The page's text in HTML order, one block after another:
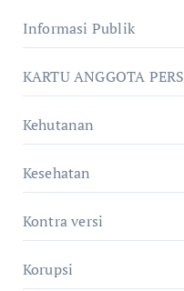
Informasi Publik
KARTU ANGGOTA PERS
Kehutanan
Kesehatan
Kontra versi
Korupsi